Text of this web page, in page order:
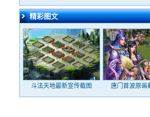
精彩图文
斗法天地最新宣传截图 唐门首波原画